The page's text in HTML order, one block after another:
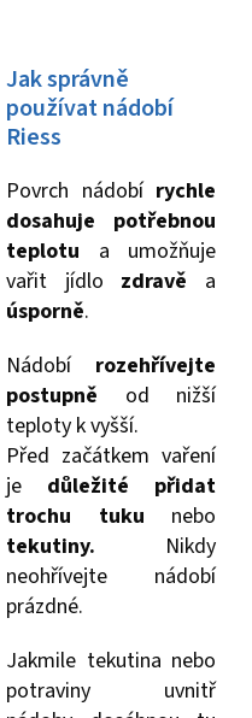
Jak správně
používat nádobí
Riess
Povrch nádobí rychle
dosahuje potřebnou
teplotu a umožňuje
vařit jídlo zdravě a
úsporně.
Nádobí rozehřívejte
postupně od nižší
teploty k vyšší.
Před začátkem vaření
je důležité přidat
trochu tuku nebo
tekutiny. Nikdy
neohřívejte nádobí
prázdné.
Jakmile tekutina nebo
potraviny uvnitř